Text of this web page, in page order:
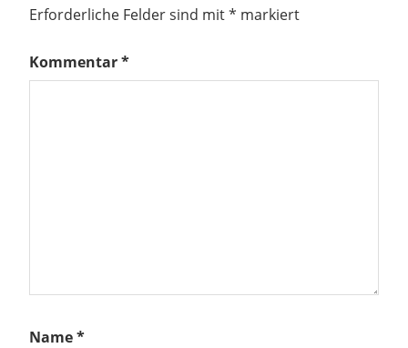
Erforderliche Felder sind mit* markiert
Kommentar*
Name*